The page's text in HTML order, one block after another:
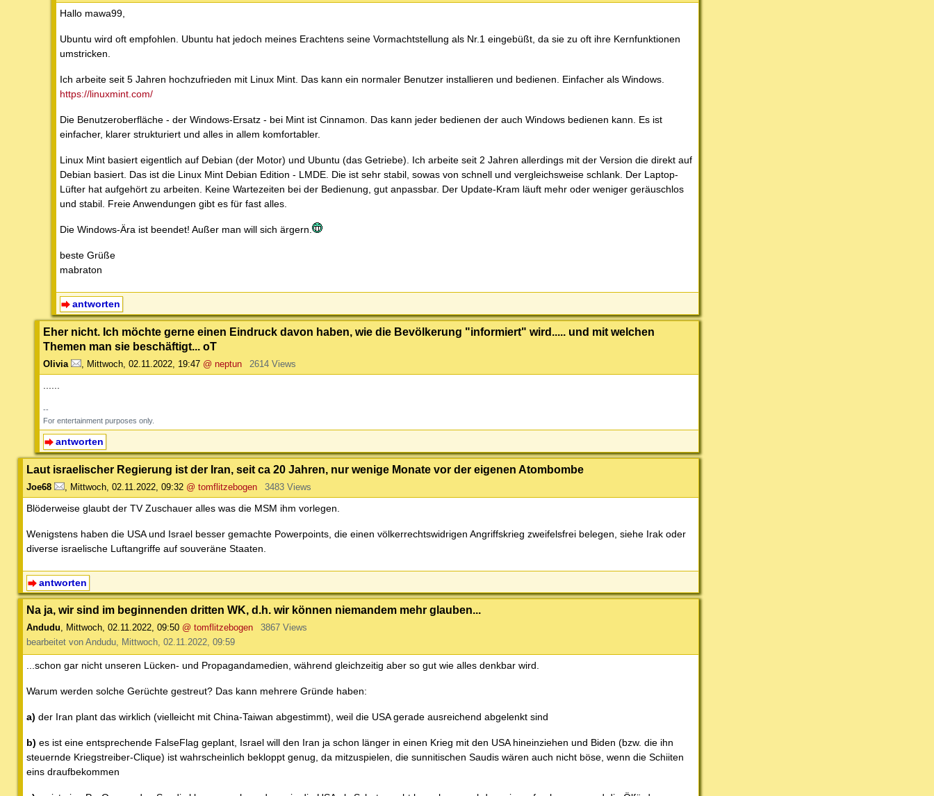
Hallo mawa99,
Ubuntu wird oft empfohlen. Ubuntu hat jedoch meines Erachtens seine Vormachtstellung als Nr.1 eingebüßt, da sie zu oft ihre Kernfunktionen
umstricken.
Ich arbeite seit 5 Jahren hochzufrieden mit Linux Mint. Das kann ein normaler Benutzer installieren und bedienen. Einfacher als Windows.
https://linuxmint.com/
Die Benutzeroberfläche - der Windows-Ersatz - bei Mint ist Cinnamon. Das kann jeder bedienen der auch Windows bedienen kann. Es ist
einfacher, klarer strukturiert und alles in allem komfortabler.
Linux Mint basiert eigentlich auf Debian (der Motor) und Ubuntu (das Getriebe). Ich arbeite seit 2 Jahren allerdings mit der Version die direkt auf
Debian basiert. Das ist die Linux Mint Debian Edition - LMDE. Die ist sehr stabil, sowas von schnell und vergleichsweise schlank. Der Laptop-
Lüfter hat aufgehört zu arbeiten. Keine Wartezeiten bei der Bedienung, gut anpassbar. Der Update-Kram läuft mehr oder weniger geräuschlos
und stabil. Freie Anwendungen gibt es für fast alles.
Die Windows-Ära ist beendet! Außer man will sich ärgern.
beste Grüße
mabraton
antworten
Eher nicht. Ich möchte gerne einen Eindruck davon haben, wie die Bevölkerung "informiert" wird..... und mit welchen
Themen man sie beschäftigt... oT
Olivia Mittwoch, 02.11.2022, 19:47 @ neptun 2614 Views
--
For entertainment purposes only.
antworten
Laut israelischer Regierung ist der Iran, seit ca 20 Jahren, nur wenige Monate vor der eigenen Atombombe
Joe68 Mittwoch, 02.11.2022, 09:32 @ tomflitzebogen 3483 Views
Blöderweise glaubt der TV Zuschauer alles was die MSM ihm vorlegen.
Wenigstens haben die USA und Israel besser gemachte Powerpoints, die einen völkerrechtswidrigen Angriffskrieg zweifelsfrei belegen, siehe Irak oder
diverse israelische Luftangriffe auf souveräne Staaten.
antworten
Na ja, wir sind im beginnenden dritten WK, d.h. wir können niemandem mehr glauben...
Andudu, Mittwoch, 02.11.2022, 09:50 @ tomflitzebogen
3867 Views
bearbeitet von Andudu, Mittwoch, 02.11.2022, 09:59
...schon gar nicht unseren Lücken- und Propagandamedien, während gleichzeitig aber so gut wie alles denkbar wird.
Warum werden solche Gerüchte gestreut? Das kann mehrere Gründe haben:
a) der Iran plant das wirklich (vielleicht mit China-Taiwan abgestimmt), weil die USA gerade ausreichend abgelenkt sind
b) es ist eine entsprechende FalseFlag geplant, Israel will den Iran ja schon länger in einen Krieg mit den USA hineinziehen und Biden (bzw. die ihn
steuernde Kriegstreiber-Clique) ist wahrscheinlich bekloppt genug, da mitzuspielen, die sunnitischen Saudis wären auch nicht böse, wenn die Schiiten
eins draufbekommen